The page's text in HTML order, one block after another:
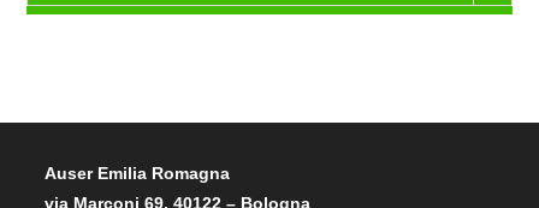
Auser Emilia Romagna
via Marconi 69, 40122 – Bologna